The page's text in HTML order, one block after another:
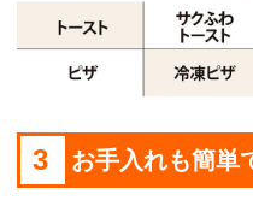
3 お手入れも簡単